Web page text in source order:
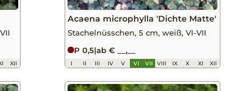
XII
Acaena microphylla 'Dichte Matte'
Stachelnüsschen, 5 cm, weiß, VI-VII
P 0,5|ab € __,__
I II III IV V VI VII VIII IX X XI XII